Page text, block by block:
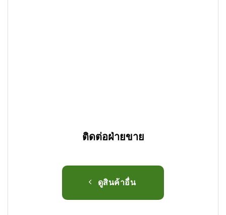
ติดต่อฝ่ายขาย
ดูสินค้าอื่น